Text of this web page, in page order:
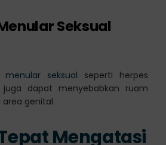
Seksual
menular seksual seperti herpes
dapat menyebabkan ruam
genital.
Mengatasi